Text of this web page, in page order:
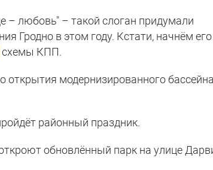
– любовь" – такой слоган придумали
Гродно в этом году. Кстати, начнём его
схемы КПП.
открытия модернизированного
районный праздник.
обновлённый парк на улице